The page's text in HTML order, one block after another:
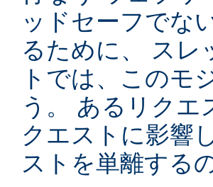
ッドセーフでな
るために、 スレ
トでは、このモ
う。 あるリクエ
クエストに影響
ストを単離する